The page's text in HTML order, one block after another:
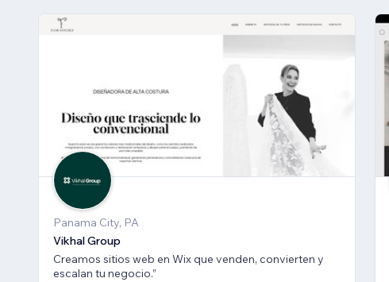
Panama City, PA
Vikhal Group
Creamos sitios web en Wix que venden, convierten y
escalan tu negocio.”